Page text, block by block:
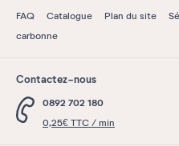
FAQ Catalogue Plan du site
carbonne
Contactez-nous
0892 702 180
0,25€ TTC / min